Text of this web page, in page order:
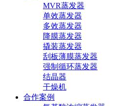
MVR蒸发器
单效蒸发器
多效蒸发器
降膜蒸发器
撬装蒸发器
刮板薄膜蒸发器
强制循环蒸发器
结晶器
干燥机
合作案例